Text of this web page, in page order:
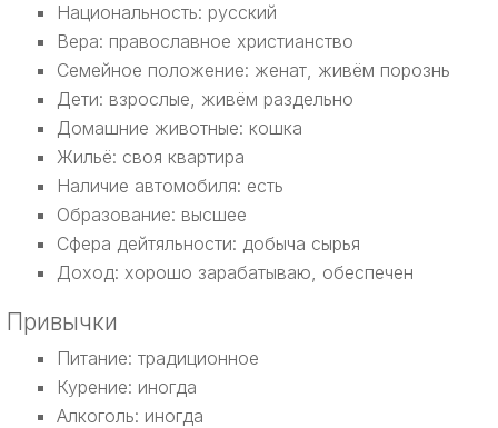
Национальность: русский
Вера: православное христианство
Семейное положение: женат, живём порознь
Дети: взрослые, живём раздельно
Домашние животные: кошка
Жильё: своя квартира
Наличие автомобиля: есть
Образование: высшее
Сфера дейтяльности: добыча сырья
Доход: хорошо зарабатываю, обеспечен
Привычки
Питание: традиционное
Курение: иногда
Алкоголь: иногда